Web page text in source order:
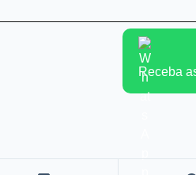
Receba